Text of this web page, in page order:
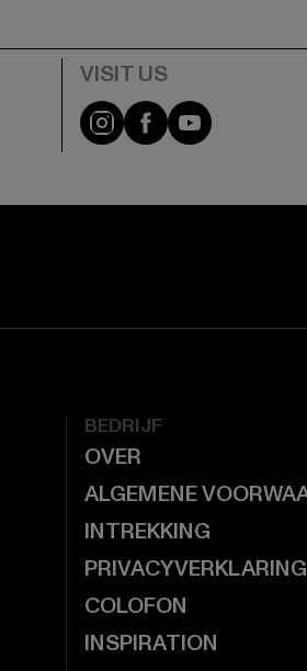
Visit our Instagram
Visit ourVisit our
BEDRIJF
OVER
ALGEMENE
INTREKKING
PRIVACYVERKLARING
COLOFON
INSPIRATION